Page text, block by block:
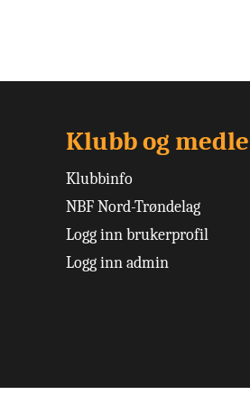
Klubb og
Klubbinfo
NBF Nord-Trøndelag
Logg inn brukerprofil
Logg inn admin